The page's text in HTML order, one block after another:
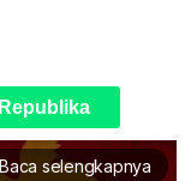
Baca selengkapnya